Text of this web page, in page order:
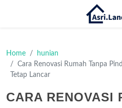
Home
hunian
Cara Renovasi Rumah Tanpa
Tetap Lancar
CARA RENOVASI